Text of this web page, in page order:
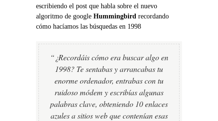
escribiendo el post que habla sobre el nuevo
algoritmo de google Hummingbird recordando
cómo hacíamos las búsquedas en 1998
“¿Recordáis cómo era buscar algo en
1998? Te sentabas y arrancabas tu
enorme ordenador, entrabas con tu
ruidoso módem y escribías algunas
palabras clave, obteniendo 10 enlaces
azules a sitios web que contenían esas